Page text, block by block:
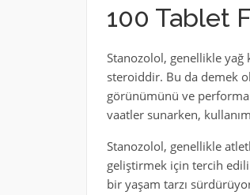
100 Tablet
Stanozolol, genellikle yağ
steroiddir. Bu da demek
görünümünü ve
vaatler sunarken,
Stanozolol, genellikle
geliştirmek için tercih
bir yaşam tarzı